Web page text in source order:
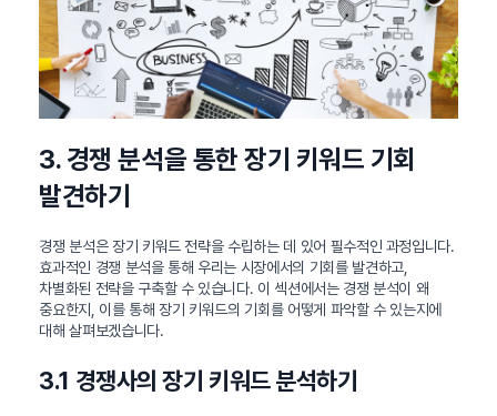
3. 경쟁 분석을 통한 장기 키워드 기회
발견하기
경쟁 분석은 장기 키워드 전략을 수립하는 데 있어 필수적인 과정입니다.
효과적인 경쟁 분석을 통해 우리는 시장에서의 기회를 발견하고,
차별화된 전략을 구축할 수 있습니다. 이 섹션에서는 경쟁 분석이 왜
중요한지, 이를 통해 장기 키워드의 기회를 어떻게 파악할 수 있는지에
대해 살펴보겠습니다.
3.1 경쟁사의 장기 키워드 분석하기